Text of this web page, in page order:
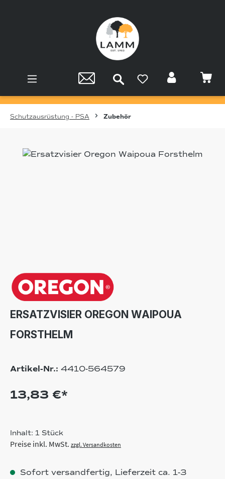
Schutzausrüstung - PSA Zubehör
Bildergalerie überspringen
ERSATZVISIER OREGON WAIPOUA
FORSTHELM
Artikel-Nr.: 4410-564579
13,83 €*
Inhalt: 1 Stück
Preise inkl. MwSt. zzgl. Versandkosten
Sofort versandfertig, Lieferzeit ca. 1-3